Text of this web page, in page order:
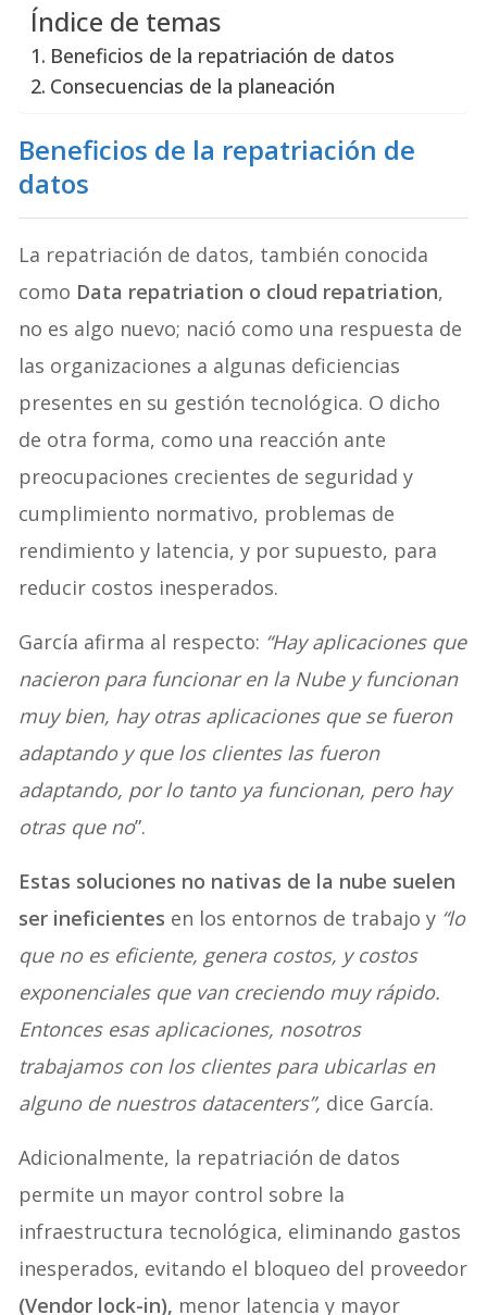
Índice de temas
Beneficios de la repatriación de datos
Consecuencias de la planeación
Beneficios de la repatriación de
datos
La repatriación de datos, también conocida
como Data repatriation o cloud repatriation,
no es algo nuevo; nació como una respuesta de
las organizaciones a algunas deficiencias
presentes en su gestión tecnológica. O dicho
de otra forma, como una reacción ante
preocupaciones crecientes de seguridad y
cumplimiento normativo, problemas de
rendimiento y latencia, y por supuesto, para
reducir costos inesperados.
García afirma al respecto: “Hay aplicaciones que
nacieron para funcionar en la Nube y funcionan
muy bien, hay otras aplicaciones que se fueron
adaptando y que los clientes las fueron
adaptando, por lo tanto ya funcionan, pero hay
otras que no”.
Estas soluciones no nativas de la nube suelen
ser ineficientes en los entornos de trabajo y “lo
que no es eficiente, genera costos, y costos
exponenciales que van creciendo muy rápido.
Entonces esas aplicaciones, nosotros
trabajamos con los clientes para ubicarlas en
alguno de nuestros datacenters”, dice García.
Adicionalmente, la repatriación de datos
permite un mayor control sobre la
infraestructura tecnológica, eliminando gastos
inesperados, evitando el bloqueo del proveedor
(Vendor lock-in), menor latencia y mayor